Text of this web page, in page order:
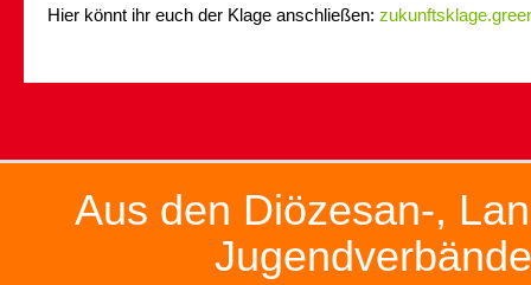
Hier könnt ihr euch der Klage anschließen:
Aus den Diözesan-,